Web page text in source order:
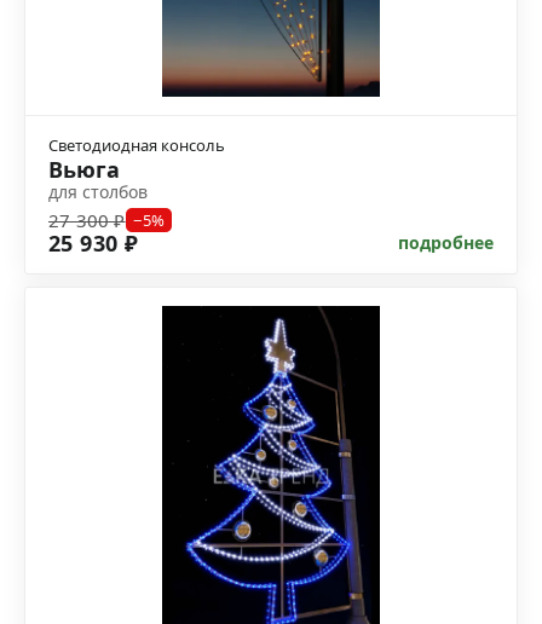
Светодиодная консоль
Вьюга
для столбов
27 300 ₽ −5%
25 930 ₽ подробнее